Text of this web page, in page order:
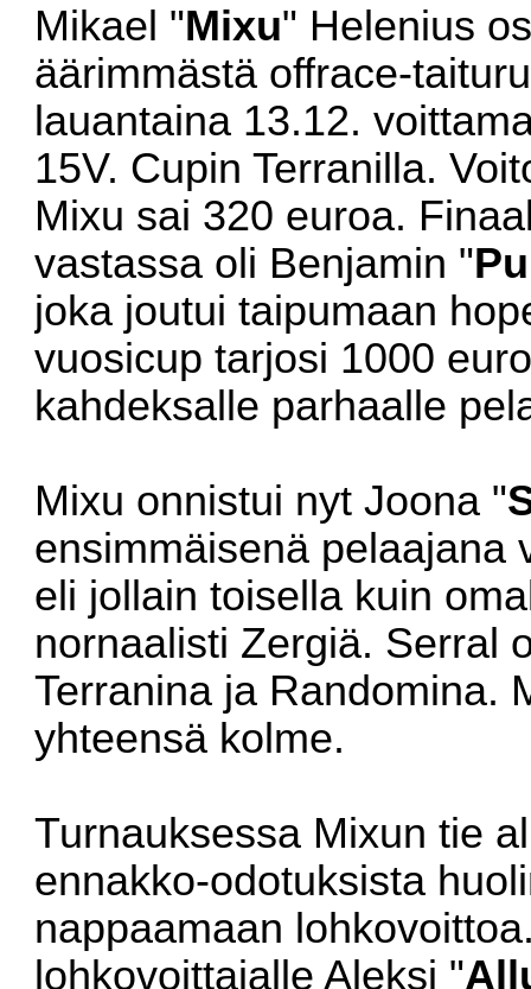
Mikael "Mixu" Helenius
äärimmästä offrace-
lauantaina 13.12.
15V. Cupin Terranilla.
Mixu sai 320 euroa.
vastassa oli Benjamin "
joka joutui taipumaan
vuosicup tarjosi 1000
kahdeksalle parhaalle
Mixu onnistui nyt Joona "
ensimmäisenä pelaajana
eli jollain toisella kuin
nornaalisti Zergiä. Serral
Terranina ja Randomina.
yhteensä kolme.
Turnauksessa Mixun tie
ennakko-odotuksista
nappaamaan
lohkovoittajalle Aleksi "